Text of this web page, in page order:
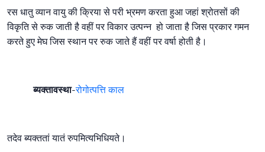
रस धातु व्यान वायु की क्रिया से परी भ्रमण करता हुआ जहां श्रोतसों की
विकृति से रुक जाती है वहीं पर विकार उत्पन्न हो जाता है जिस प्रकार गमन
करते हुए मेघ जिस स्थान पर रुक जाते हैं वहीं पर वर्षा होती है।
ब्यक्तावस्था-रोगोत्पत्ति काल
तदेव ब्यक्ततां यातं रुपमित्यभिधियते।